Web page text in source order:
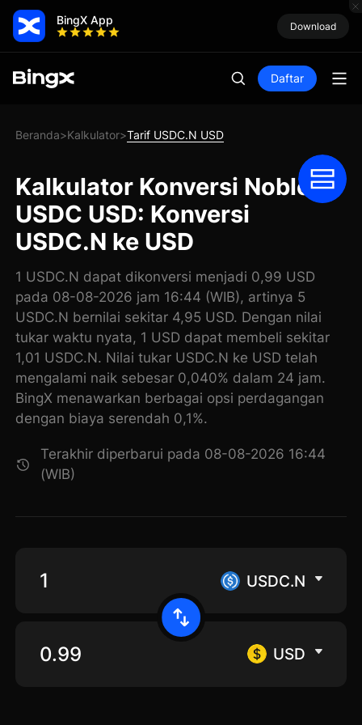
BingX App Download
Daftar
Beranda>Kalkulator>Tarif USDC.N USD
Kalkulator Konversi Noble
USDC USD: Konversi
USDC.N ke USD
1 USDC.N dapat dikonversi menjadi 0,99 USD
pada 08-08-2026 jam 16:44 (WIB), artinya 5
USDC.N bernilai sekitar 4,95 USD. Dengan nilai
tukar waktu nyata, 1 USD dapat membeli sekitar
1,01 USDC.N. Nilai tukar USDC.N ke USD telah
mengalami naik sebesar 0,040% dalam 24 jam.
BingX menawarkan berbagai opsi perdagangan
dengan biaya serendah 0,1%.
Terakhir diperbarui pada 08-08-2026 16:44
(WIB)
USDC.N
USD